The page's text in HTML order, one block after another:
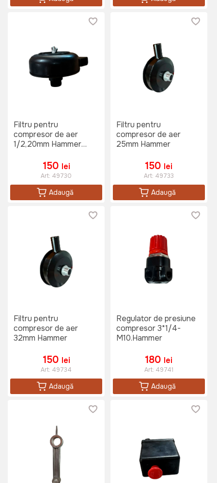
Filtru pentru
compresor de aer
1/2,20mm Hammer
150 lei
Art: 49730
Adaugă
Filtru pentru
compresor de aer
25mm Hammer
150 lei
Art: 49733
Adaugă
Filtru pentru
compresor de aer
32mm Hammer
150 lei
Art: 49734
Adaugă
Regulator de presiune
compresor 3*1/4-
M10.Hammer
180 lei
Art: 49741
Adaugă